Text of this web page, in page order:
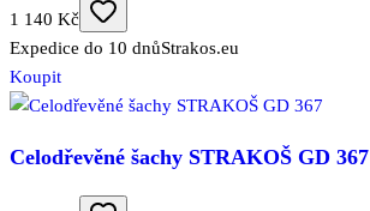
1 140 Kč
Expedice do 10 dnůStrakos.eu
Koupit
Celodřevěné šachy STRAKOŠ GD 367